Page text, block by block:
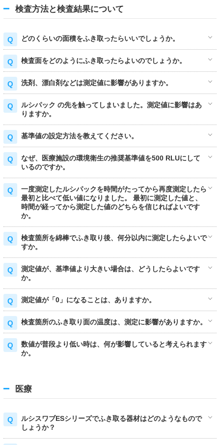
検査方法と検査結果について
どのくらいの面積をふき取ったらいいでしょうか。
検査面をどのようにふき取ったらよいのでしょうか。
洗剤、漂白剤などは測定値に影響がありますか。
ルシパック の先を触ってしまいました。測定値に影響はあ
りますか。
基準値の設定方法を教えてください。
なぜ、医療施設の環境衛生の推奨基準値を500 RLUにして
いるのですか。
一度測定したルシパックを時間がたってから再度測定したら
最初と比べて低い値になりました。 最初に測定した値と、
時間が経ってから測定した値のどちらを信じればよいです
か。
検査箇所を綿棒でふき取り後、何分以内に測定したらよいで
すか。
測定値が、基準値より大きい場合は、どうしたらよいです
か。
測定値が「0」になることは、ありますか。
検査箇所のふき取り面の温度は、測定に影響がありますか。
数値が普段より低い時は、何が影響していると考えられます
か。
医療
ルシスワブESシリーズでふき取る器材はどのようなもので
しょうか？